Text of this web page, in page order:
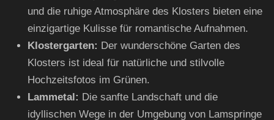
und die ruhige Atmosphäre des Klosters bieten eine
einzigartige Kulisse für romantische Aufnahmen.
Klostergarten: Der wunderschöne Garten des
Klosters ist ideal für natürliche und stilvolle
Hochzeitsfotos im Grünen.
Lammetal: Die sanfte Landschaft und die
idyllischen Wege in der Umgebung von Lamspringe